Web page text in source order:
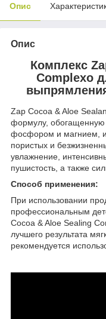
Опис
Опис
Комплекс
Complexo
Zap Cocoa & Aloe
формулу, обогащенную
фосфором и магнием,
пористых и
увлажнение,
пушистость, а также
Способ применения:
При использовании
профессиональным
Cocoa & Aloe Sealing
лучшего результата
рекомендуется